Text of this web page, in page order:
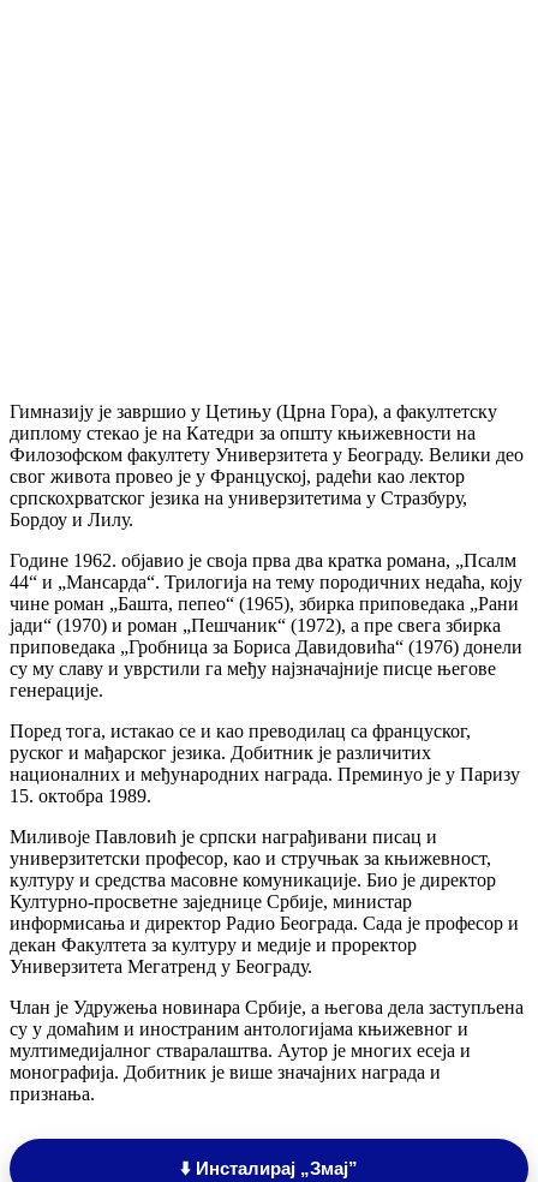
Гимназију је завршио у Цетињу (Црна Гора), а факултетску
диплому стекао је на Катедри за општу књижевности на
Филозофском факултету Универзитета у Београду. Велики део
свог живота провео је у Француској, радећи као лектор
српскохрватског језика на универзитетима у Стразбуру,
Бордоу и Лилу.
Године 1962. објавио је своја прва два кратка романа, „Псалм
44“ и „Мансарда“. Трилогија на тему породичних недаћа, коју
чине роман „Башта, пепео“ (1965), збирка приповедака „Рани
јади“ (1970) и роман „Пешчаник“ (1972), а пре свега збирка
приповедака „Гробница за Бориса Давидовића“ (1976) донели
су му славу и уврстили га међу најзначајније писце његове
генерације.
Поред тога, истакао се и као преводилац са француског,
руског и мађарског језика. Добитник је различитих
националних и међународних награда. Преминуо је у Паризу
15. октобра 1989.
Миливоје Павловић је српски награђивани писац и
универзитетски професор, као и стручњак за књижевност,
културу и средства масовне комуникације. Био је директор
Културно-просветне заједнице Србије, министар
информисања и директор Радио Београда. Сада је професор и
декан Факултета за културу и медије и проректор
Универзитета Мегатренд у Београду.
Члан је Удружења новинара Србије, а његова дела заступљена
су у домаћим и иностраним антологијама књижевног и
мултимедијалног стваралаштва. Аутор је многих есеја и
монографија. Добитник је више значајних награда и
признања.
⬇️ Инсталирај „Змај”